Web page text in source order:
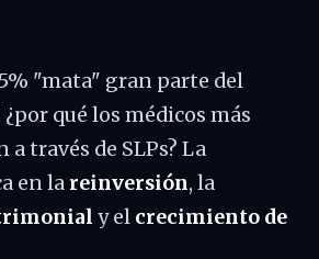
"mata" gran parte del
¿por qué los médicos más
a través de SLPs? La
en la reinversión, la
y el crecimiento de